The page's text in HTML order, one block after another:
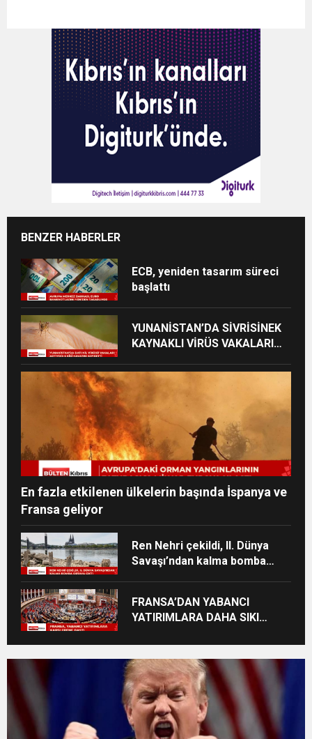
BENZER HABERLER
ECB, yeniden tasarım süreci
başlattı
YUNANİSTAN’DA SİVRİSİNEK
KAYNAKLI VİRÜS VAKALARI
En fazla etkilenen ülkelerin başında İspanya ve
Fransa geliyor
Ren Nehri çekildi, II. Dünya
Savaşı’ndan kalma bomba
FRANSA’DAN YABANCI
YATIRIMLARA DAHA SIKI